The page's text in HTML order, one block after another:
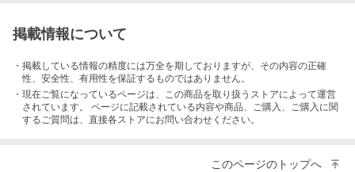
掲載情報について
・掲載している情報の精度には万全を期しておりますが、その内容の正確
性、安全性、有用性を保証するものではありません。
・現在ご覧になっているページは、この商品を取り扱うストアによって運営
されています。 ページに記載されている内容や商品、ご購入 、ご購入に関
するご質問は、直接各ストアにお問い合わせください。
このページのトップへ